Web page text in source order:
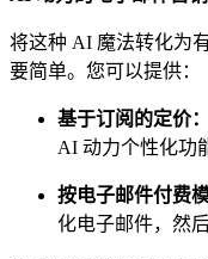
将这种 AI 魔法转化为
要简单。您可以提供：
基于订阅的定价：
AI 动力个性化功
按电子邮件付费模
化电子邮件，然